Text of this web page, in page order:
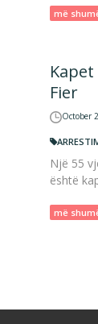
më
Fier
October
Një 55
është
më